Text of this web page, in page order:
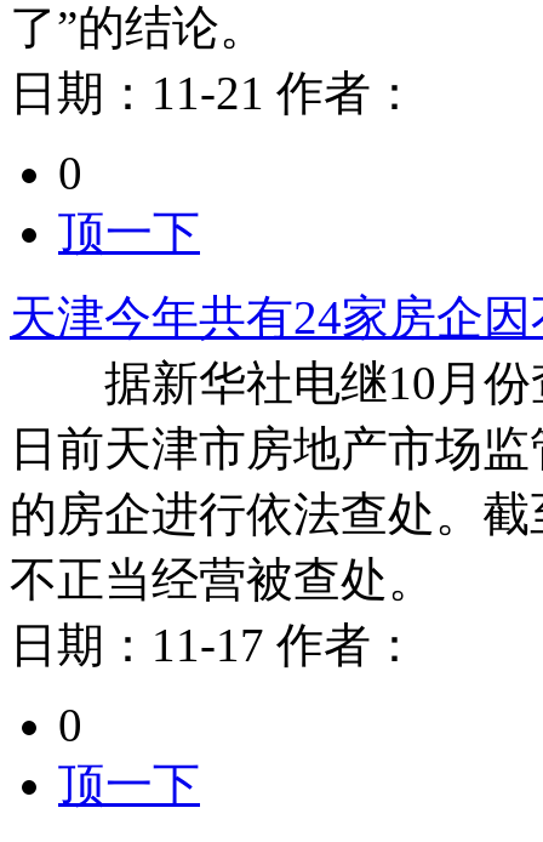
了”的结论。
日期： 11-21 作者：
0
顶一下
天津今年共有24家房企
据新华社电继10月份
日前天津市房地产市场
的房企进行依法查处。
不正当经营被查处。
日期： 11-17 作者：
0
顶一下